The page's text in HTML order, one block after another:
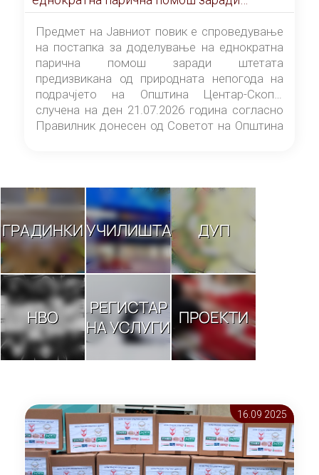
штетата предизвикана од природната
непогода на подрачјето на Општина
Центар-Скопје случена на ден 21.07.2026
година
Предмет на Јавниот повик е спроведување
на постапка за доделување на еднократна
парична помош заради штетата
предизвикана од природната непогода на
подрачјето на Општина Центар-Скопје
случена на ден 21.07.2026 година согласно
Правилник донесен од Советот на Општина
ГРАДИНКИУЧИЛИШТА ДУП
НВО
РЕГИСТАР
НА УСЛУГИ ПРОЕКТИ
16.09 2025